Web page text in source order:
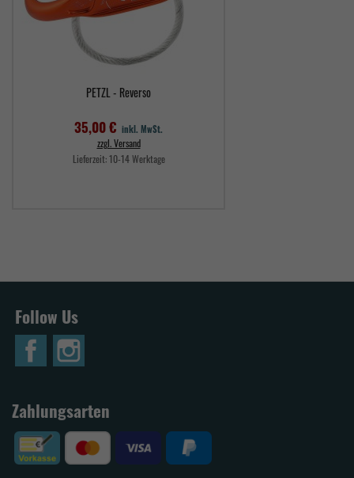
PETZL - Reverso
35,00 € inkl. MwSt.
zzgl. Versand
Lieferzeit:10-14 Werktage
Follow Us
Zahlungsarten